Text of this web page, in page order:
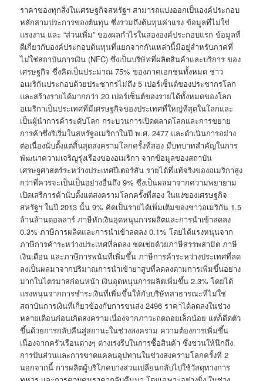
ราคาของทุกสิ่งในเศรษฐกิจสหรัฐฯ สามารถแบ่งออกเป็นองค์ประกอบ
หลักสามประการของต้นทุน ซึ่งรวมถึงต้นทุนค่าแรง ข้อมูลที่ไม่ใช่
แรงงาน และ “ส่วนเพิ่ม” ของผลกำไรในสององค์ประกอบแรก ข้อมูลที่
ดีเกี่ยวกับองค์ประกอบต้นทุนที่แยกจากกันเหล่านี้มีอยู่สำหรับภาคที่
ไม่ใช่สถาบันการเงิน (NFC) ซึ่งเป็นบริษัทที่ผลิตสินค้าและบริการ ของ
เศรษฐกิจ ซึ่งคิดเป็นประมาณ 75% ของภาคเอกชนทั้งหมด ชาว
อเมริกันประกอบด้วยประชากรไม่ถึง 5 เปอร์เซ็นต์ของประชากรโลก
และสร้างรายได้มากกว่า 20 เปอร์เซ็นต์ของรายได้ทั้งหมดของโลก
อเมริกาเป็นประเทศที่มีเศรษฐกิจของประเทศที่ใหญ่ที่สุดในโลกและ
เป็นผู้นำการค้าระดับโลก กระบวนการเปิดตลาดโลกและการขยาย
การค้าซึ่งริเริ่มในสหรัฐอเมริกาในปี พ.ศ. 2477 และดำเนินการอย่าง
ต่อเนื่องนับตั้งแต่สิ้นสุดสงครามโลกครั้งที่สอง มีบทบาทสำคัญในการ
พัฒนาความเจริญรุ่งเรืองของอเมริกา จากข้อมูลของสถาบัน
เศรษฐศาสตร์ระหว่างประเทศปีเตอร์สัน รายได้ที่แท้จริงของอเมริกาสูง
กว่าที่ควรจะเป็นเป็นอย่างอื่นถึง 9% ซึ่งเป็นผลมาจากความพยายาม
เปิดเสรีการค้านับตั้งแต่สงครามโลกครั้งที่สอง ในแง่ของเศรษฐกิจ
สหรัฐฯ ในปี 2013 นั้น 9% คิดเป็นรายได้เพิ่มเติมของชาวอเมริกัน 1.5
ล้านล้านดอลลาร์ ภาษีหักเงินอุดหนุนการผลิตและการนำเข้าลดลง
0.3% ภาษีการผลิตและการนำเข้าลดลง 0.1% โดยได้แรงหนุนจาก
ภาษีการค้าระหว่างประเทศที่ลดลง ชดเชยด้วยภาษีสรรพสามิต ภาษี
เงินเดือน และภาษีการพนันที่เพิ่มขึ้น ภาษีการค้าระหว่างประเทศที่ลด
ลงเป็นผลมาจากปริมาณการนำเข้ายาสูบที่ลดลงตามการเพิ่มขึ้นอย่าง
มากในไตรมาสก่อนหน้า เงินอุดหนุนการผลิตเพิ่มขึ้น 2.3% โดยได้
แรงหนุนจากการชำระเงินที่เพิ่มขึ้นให้กับบริษัทสาธารณะที่ไม่ใช่
สถาบันการเงินที่เกี่ยวข้องกับการขนส่ง 2496 ราคาได้ลดลงในช่วง
หลายเดือนก่อนเกิดสงครามเนื่องจากภาวะถดถอยเล็กน้อย แต่ก็ดีดตัว
ขึ้นด้วยการกลับคืนสู่สถานะในช่วงสงคราม ความต้องการเพิ่มขึ้น
เนื่องจากครัวเรือนต่างๆ ต่างเร่งรีบในการซื้อสินค้า ซึ่งชวนให้นึกถึง
การปันส่วนและการขาดแคลนอุปทานในช่วงสงครามโลกครั้งที่ 2
นอกจากนี้ การผลิตผู้บริโภคบางส่วนเปลี่ยนกลับไปใช้วัสดุทางการ